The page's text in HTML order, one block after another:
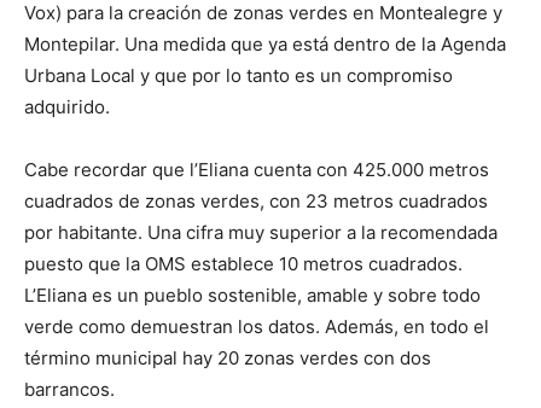
Vox) para la creación de zonas verdes en Montealegre y
Montepilar. Una medida que ya está dentro de la Agenda
Urbana Local y que por lo tanto es un compromiso
adquirido.
Cabe recordar que l’Eliana cuenta con 425.000 metros
cuadrados de zonas verdes, con 23 metros cuadrados
por habitante. Una cifra muy superior a la recomendada
puesto que la OMS establece 10 metros cuadrados.
L’Eliana es un pueblo sostenible, amable y sobre todo
verde como demuestran los datos. Además, en todo el
término municipal hay 20 zonas verdes con dos
barrancos.